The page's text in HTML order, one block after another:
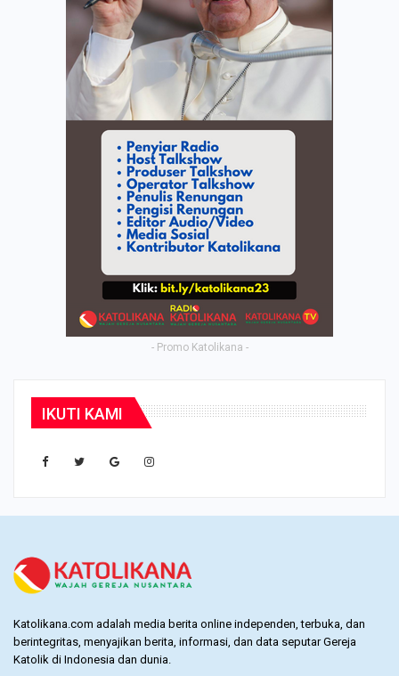
- Promo Katolikana -
IKUTI KAMI
Katolikana.com adalah media berita online independen, terbuka, dan
berintegritas, menyajikan berita, informasi, dan data seputar Gereja
Katolik di Indonesia dan dunia.